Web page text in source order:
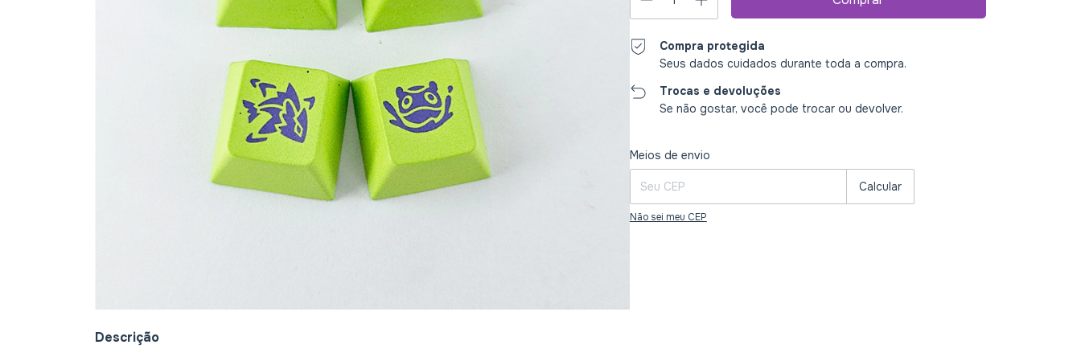
Compra protegida
Seus dados cuidados durante toda a compra.
Trocas e devoluções
Se não gostar, você pode trocar ou devolver.
Entregas para o CEP:
Meios de envio
Calcular
Não sei meu CEP
Descrição